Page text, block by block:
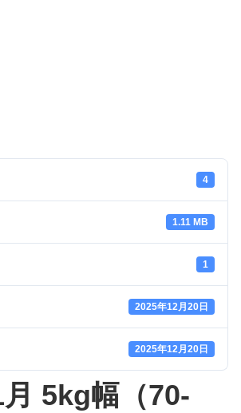
4
1.11 MB
1
2025年12月20日
2025年12月20日
5kg幅（70-